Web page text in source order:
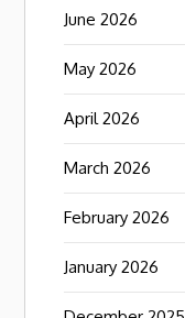
June 2026
May 2026
April 2026
March 2026
February 2026
January 2026